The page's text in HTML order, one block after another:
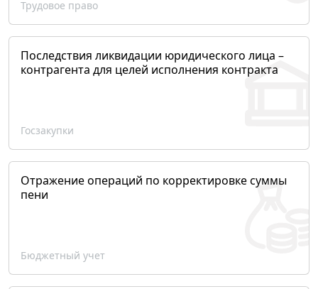
Трудовое право
Последствия ликвидации юридического лица –
контрагента для целей исполнения контракта
Госзакупки
Отражение операций по корректировке суммы
пени
Бюджетный учет